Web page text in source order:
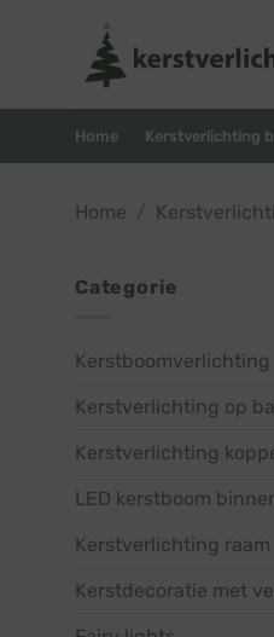
Home Kerstverlichting
Home
Categorie
Kerstboomverlichting
Kerstverlichting op
Kerstverlichting
LED kerstboom
Kerstverlichting raam
Kerstdecoratie met